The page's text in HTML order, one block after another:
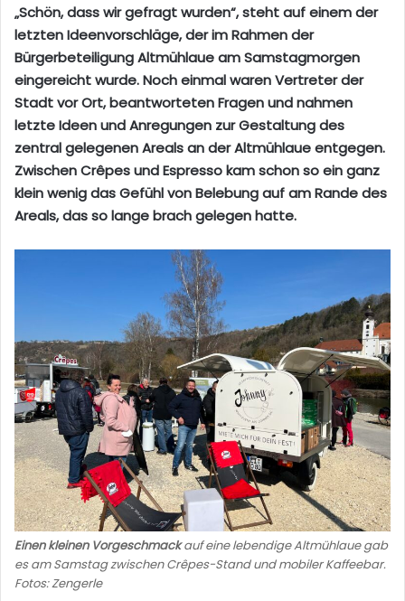
„Schön, dass wir gefragt wurden“, steht auf einem der
letzten Ideenvorschläge, der im Rahmen der
Bürgerbeteiligung Altmühlaue am Samstagmorgen
eingereicht wurde. Noch einmal waren Vertreter der
Stadt vor Ort, beantworteten Fragen und nahmen
letzte Ideen und Anregungen zur Gestaltung des
zentral gelegenen Areals an der Altmühlaue entgegen.
Zwischen Crêpes und Espresso kam schon so ein ganz
klein wenig das Gefühl von Belebung auf am Rande des
Areals, das so lange brach gelegen hatte.
Einen kleinen Vorgeschmackauf eine lebendige Altmühlaue gab
es am Samstag zwischen Crêpes-Stand und mobiler Kaffeebar.
Fotos: Zengerle